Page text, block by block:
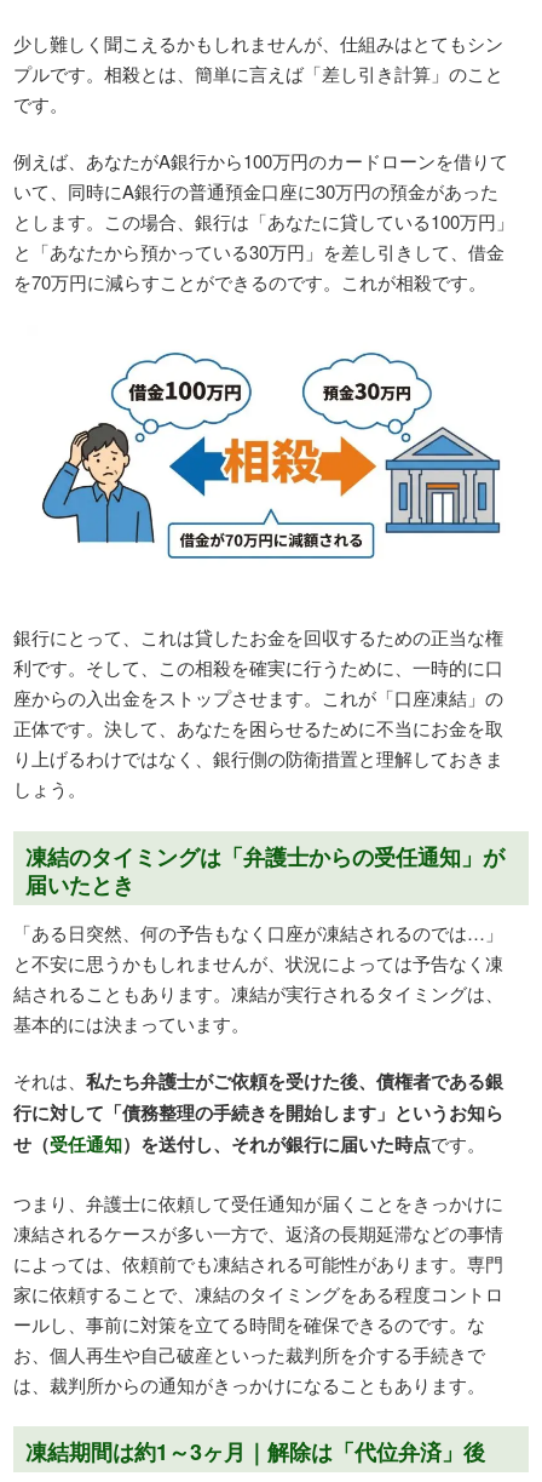
少し難しく聞こえるかもしれませんが、仕組みはとてもシン
プルです。相殺とは、簡単に言えば「差し引き計算」のこと
です。
例えば、あなたがA銀行から100万円のカードローンを借りて
いて、同時にA銀行の普通預金口座に30万円の預金があった
とします。この場合、銀行は「あなたに貸している100万円」
と「あなたから預かっている30万円」を差し引きして、借金
を70万円に減らすことができるのです。これが相殺です。
銀行にとって、これは貸したお金を回収するための正当な権
利です。そして、この相殺を確実に行うために、一時的に口
座からの入出金をストップさせます。これが「口座凍結」の
正体です。決して、あなたを困らせるために不当にお金を取
り上げるわけではなく、銀行側の防衛措置と理解しておきま
しょう。
凍結のタイミングは「弁護士からの受任通知」が
届いたとき
「ある日突然、何の予告もなく口座が凍結されるのでは…」
と不安に思うかもしれませんが、状況によっては予告なく凍
結されることもあります。凍結が実行されるタイミングは、
基本的には決まっています。
それは、私たち弁護士がご依頼を受けた後、債権者である銀
行に対して「債務整理の手続きを開始します」というお知ら
せ（受任通知）を送付し、それが銀行に届いた時点です。
つまり、弁護士に依頼して受任通知が届くことをきっかけに
凍結されるケースが多い一方で、返済の長期延滞などの事情
によっては、依頼前でも凍結される可能性があります。専門
家に依頼することで、凍結のタイミングをある程度コントロ
ールし、事前に対策を立てる時間を確保できるのです。な
お、個人再生や自己破産といった裁判所を介する手続きで
は、裁判所からの通知がきっかけになることもあります。
凍結期間は約1～3ヶ月｜解除は「代位弁済」後